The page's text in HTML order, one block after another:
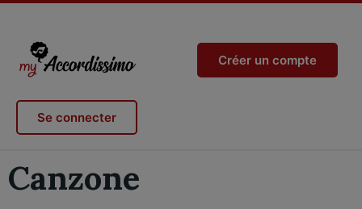
Créer un compte
Se connecter
Canzone